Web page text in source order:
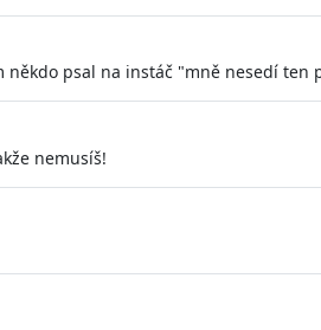
psal na instáč "mně nesedí
nemusíš!